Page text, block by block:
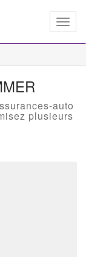
auto
plusieurs